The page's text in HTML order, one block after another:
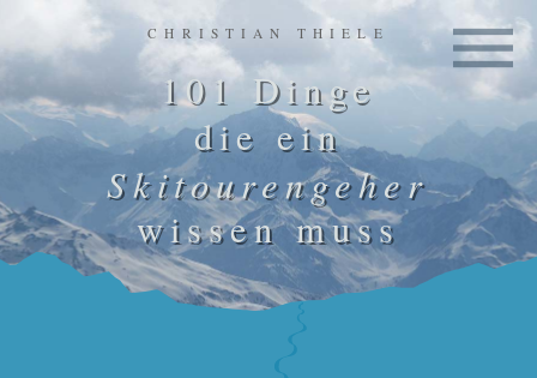
CHRISTIAN THIELE
101 Dinge
die ein
Skitourengeher
wissen muss